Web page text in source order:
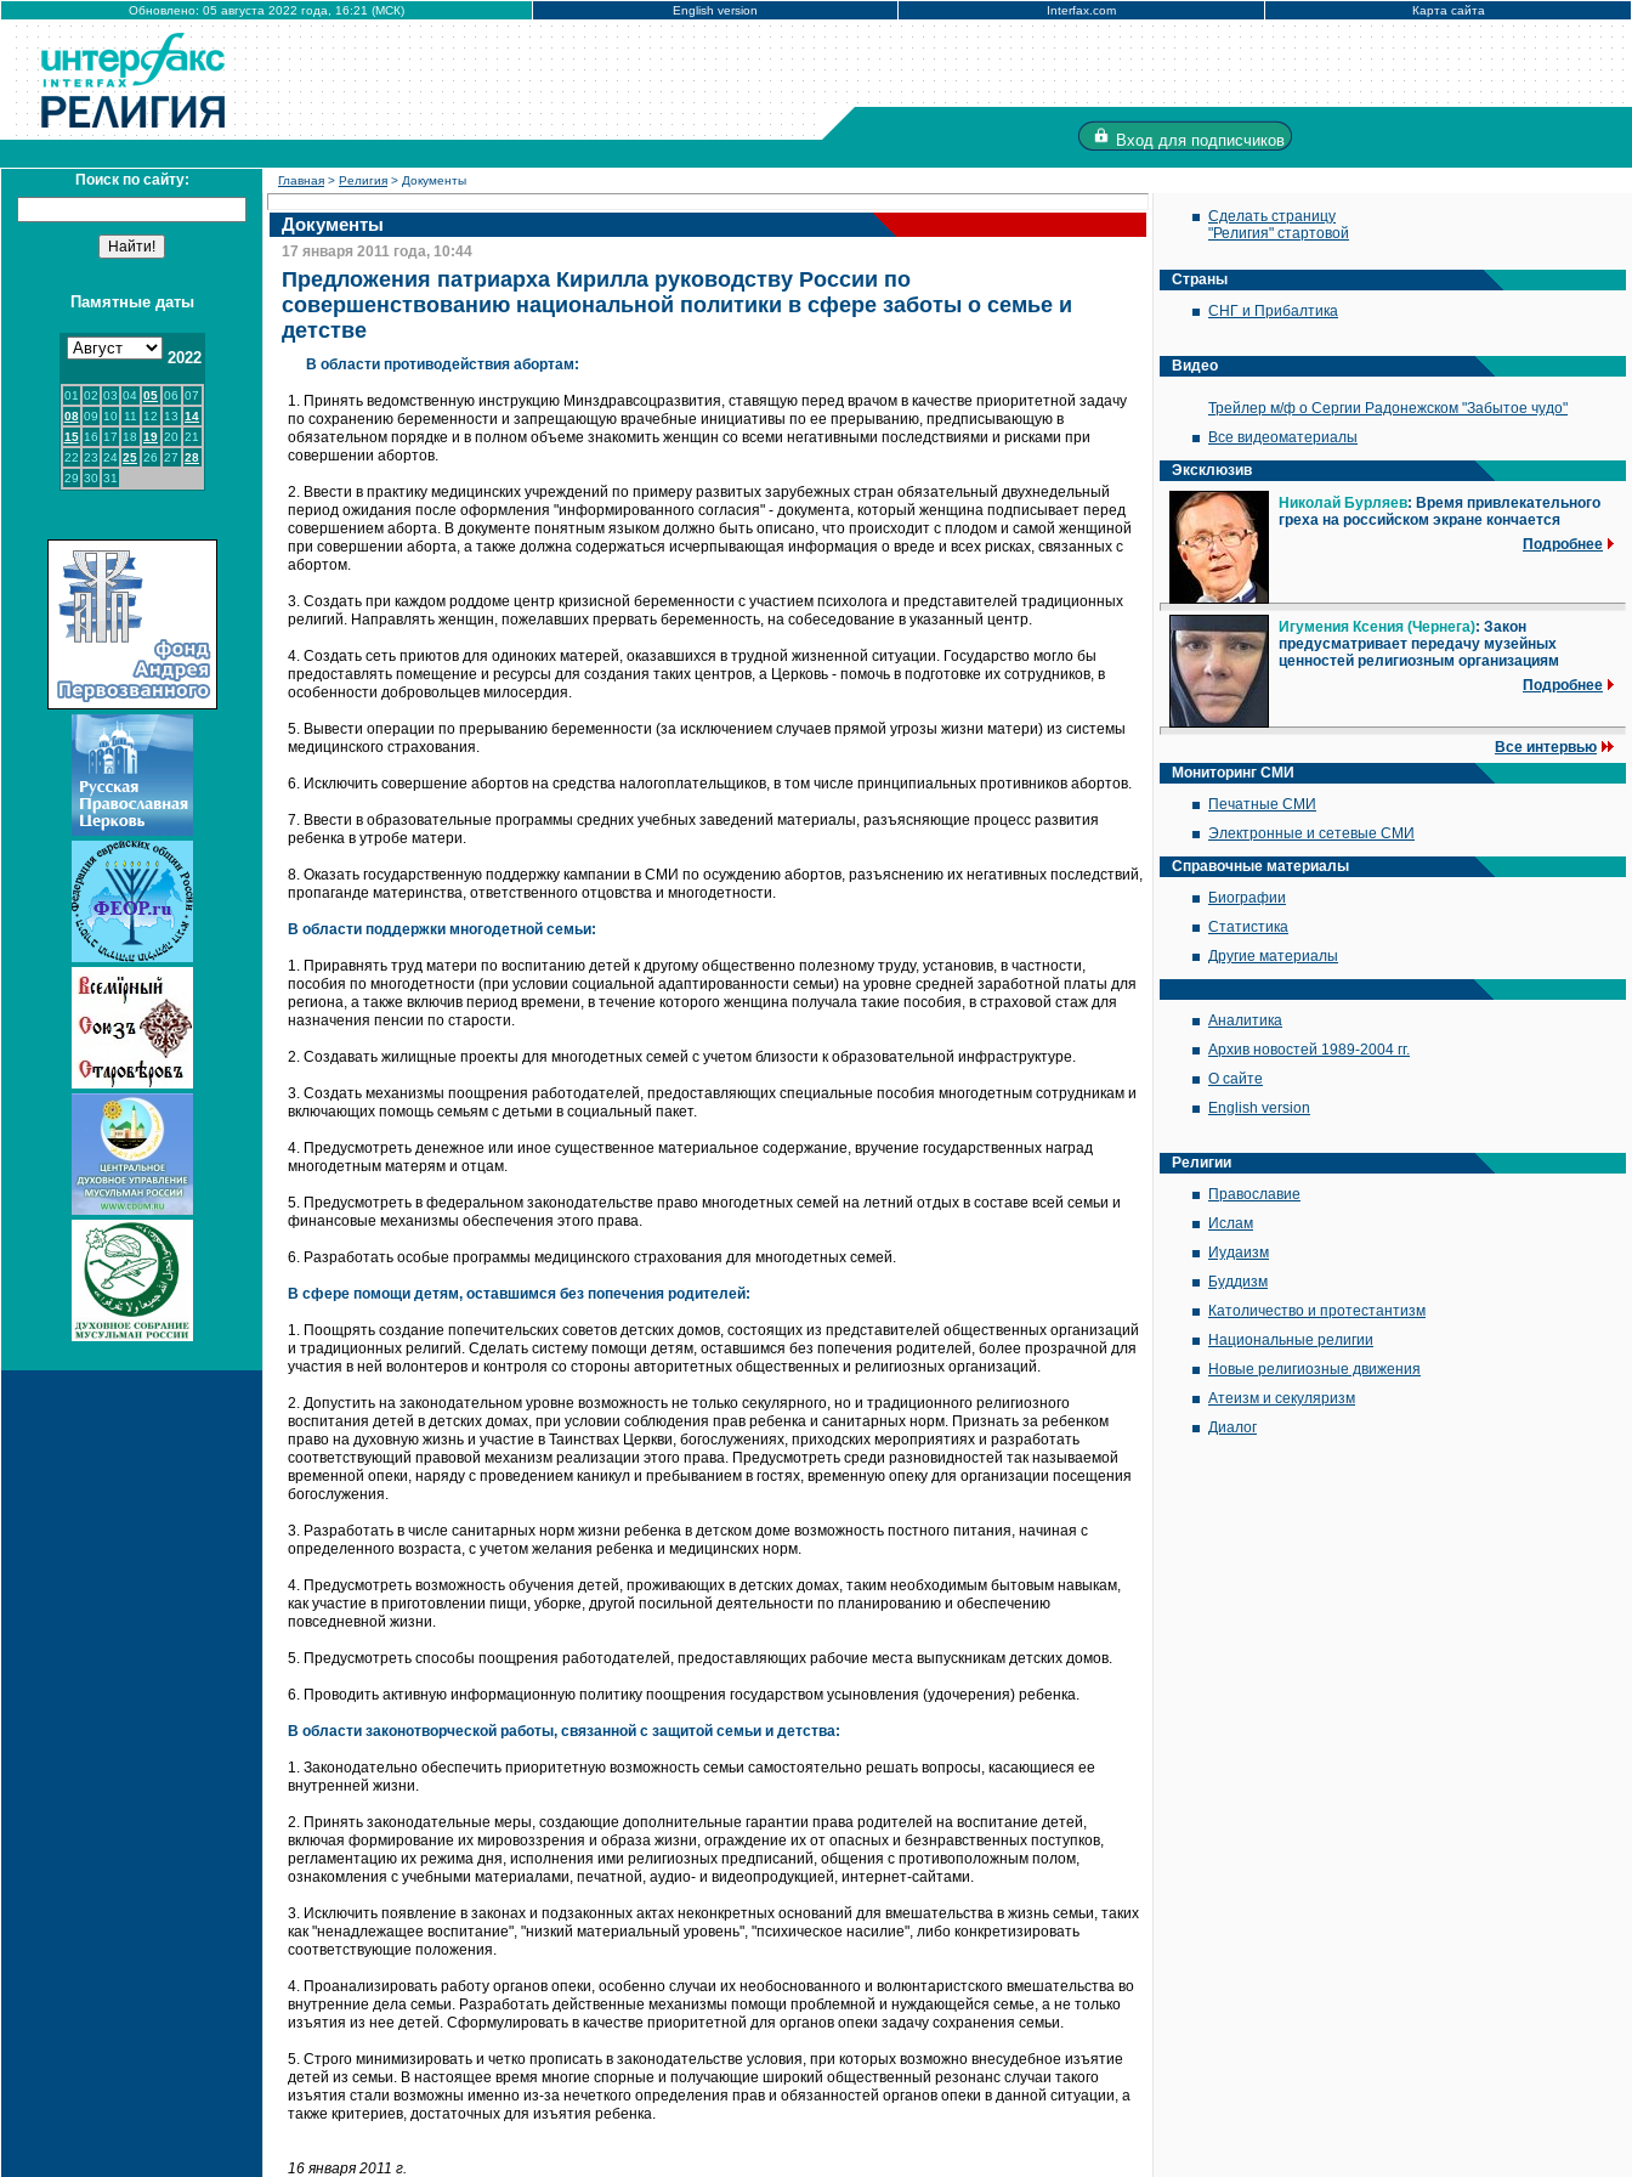
Обновлено: 05 августа 2022 года, 16:21 (МСК) English version Interfax.com Карта сайта
Вход для подписчиков
Поиск по сайту:
Памятные даты
2022
01 02 03 04 05 06 07
08 09 10 11 12 13 14
15 16 17 18 19 20 21
22 23 24 25 26 27 28
29 30 31
Главная > Религия > Документы
Документы
17 января 2011 года, 10:44
Предложения патриарха Кирилла руководству России по
совершенствованию национальной политики в сфере заботы о семье и
детстве
В области противодействия абортам:
1. Принять ведомственную инструкцию Минздравсоцразвития, ставящую перед врачом в качестве приоритетной задачу
по сохранению беременности и запрещающую врачебные инициативы по ее прерыванию, предписывающую в
обязательном порядке и в полном объеме знакомить женщин со всеми негативными последствиями и рисками при
совершении абортов.
2. Ввести в практику медицинских учреждений по примеру развитых зарубежных стран обязательный двухнедельный
период ожидания после оформления "информированного согласия" - документа, который женщина подписывает перед
совершением аборта. В документе понятным языком должно быть описано, что происходит с плодом и самой женщиной
при совершении аборта, а также должна содержаться исчерпывающая информация о вреде и всех рисках, связанных с
абортом.
3. Создать при каждом роддоме центр кризисной беременности с участием психолога и представителей традиционных
религий. Направлять женщин, пожелавших прервать беременность, на собеседование в указанный центр.
4. Создать сеть приютов для одиноких матерей, оказавшихся в трудной жизненной ситуации. Государство могло бы
предоставлять помещение и ресурсы для создания таких центров, а Церковь - помочь в подготовке их сотрудников, в
особенности добровольцев милосердия.
5. Вывести операции по прерыванию беременности (за исключением случаев прямой угрозы жизни матери) из системы
медицинского страхования.
6. Исключить совершение абортов на средства налогоплательщиков, в том числе принципиальных противников абортов.
7. Ввести в образовательные программы средних учебных заведений материалы, разъясняющие процесс развития
ребенка в утробе матери.
8. Оказать государственную поддержку кампании в СМИ по осуждению абортов, разъяснению их негативных последствий,
пропаганде материнства, ответственного отцовства и многодетности.
В области поддержки многодетной семьи:
1. Приравнять труд матери по воспитанию детей к другому общественно полезному труду, установив, в частности,
пособия по многодетности (при условии социальной адаптированности семьи) на уровне средней заработной платы для
региона, а также включив период времени, в течение которого женщина получала такие пособия, в страховой стаж для
назначения пенсии по старости.
2. Создавать жилищные проекты для многодетных семей с учетом близости к образовательной инфраструктуре.
3. Создать механизмы поощрения работодателей, предоставляющих специальные пособия многодетным сотрудникам и
включающих помощь семьям с детьми в социальный пакет.
4. Предусмотреть денежное или иное существенное материальное содержание, вручение государственных наград
многодетным матерям и отцам.
5. Предусмотреть в федеральном законодательстве право многодетных семей на летний отдых в составе всей семьи и
финансовые механизмы обеспечения этого права.
6. Разработать особые программы медицинского страхования для многодетных семей.
В сфере помощи детям, оставшимся без попечения родителей:
1. Поощрять создание попечительских советов детских домов, состоящих из представителей общественных организаций
и традиционных религий. Сделать систему помощи детям, оставшимся без попечения родителей, более прозрачной для
участия в ней волонтеров и контроля со стороны авторитетных общественных и религиозных организаций.
2. Допустить на законодательном уровне возможность не только секулярного, но и традиционного религиозного
воспитания детей в детских домах, при условии соблюдения прав ребенка и санитарных норм. Признать за ребенком
право на духовную жизнь и участие в Таинствах Церкви, богослужениях, приходских мероприятиях и разработать
соответствующий правовой механизм реализации этого права. Предусмотреть среди разновидностей так называемой
временной опеки, наряду с проведением каникул и пребыванием в гостях, временную опеку для организации посещения
богослужения.
3. Разработать в числе санитарных норм жизни ребенка в детском доме возможность постного питания, начиная с
определенного возраста, с учетом желания ребенка и медицинских норм.
4. Предусмотреть возможность обучения детей, проживающих в детских домах, таким необходимым бытовым навыкам,
как участие в приготовлении пищи, уборке, другой посильной деятельности по планированию и обеспечению
повседневной жизни.
5. Предусмотреть способы поощрения работодателей, предоставляющих рабочие места выпускникам детских домов.
6. Проводить активную информационную политику поощрения государством усыновления (удочерения) ребенка.
В области законотворческой работы, связанной с защитой семьи и детства:
1. Законодательно обеспечить приоритетную возможность семьи самостоятельно решать вопросы, касающиеся ее
внутренней жизни.
2. Принять законодательные меры, создающие дополнительные гарантии права родителей на воспитание детей,
включая формирование их мировоззрения и образа жизни, ограждение их от опасных и безнравственных поступков,
регламентацию их режима дня, исполнения ими религиозных предписаний, общения с противоположным полом,
ознакомления с учебными материалами, печатной, аудио- и видеопродукцией, интернет-сайтами.
3. Исключить появление в законах и подзаконных актах неконкретных оснований для вмешательства в жизнь семьи, таких
как "ненадлежащее воспитание", "низкий материальный уровень", "психическое насилие", либо конкретизировать
соответствующие положения.
4. Проанализировать работу органов опеки, особенно случаи их необоснованного и волюнтаристского вмешательства во
внутренние дела семьи. Разработать действенные механизмы помощи проблемной и нуждающейся семье, а не только
изъятия из нее детей. Сформулировать в качестве приоритетной для органов опеки задачу сохранения семьи.
5. Строго минимизировать и четко прописать в законодательстве условия, при которых возможно внесудебное изъятие
детей из семьи. В настоящее время многие спорные и получающие широкий общественный резонанс случаи такого
изъятия стали возможны именно из-за нечеткого определения прав и обязанностей органов опеки в данной ситуации, а
также критериев, достаточных для изъятия ребенка.
16 января 2011 г.
Сделать страницу
"Религия" стартовой
Страны
СНГ и Прибалтика
Видео
Трейлер м/ф о Сергии Радонежском "Забытое чудо"
Все видеоматериалы
Эксклюзив
Николай Бурляев: Время привлекательного
греха на российском экране кончается
Подробнее
Игумения Ксения (Чернега): Закон
предусматривает передачу музейных
ценностей религиозным организациям
Подробнее
Все интервью
Мониторинг СМИ
Печатные СМИ
Электронные и сетевые СМИ
Справочные материалы
Биографии
Статистика
Другие материалы
Аналитика
Архив новостей 1989-2004 гг.
О сайте
English version
Религии
Православие
Ислам
Иудаизм
Буддизм
Католичество и протестантизм
Национальные религии
Новые религиозные движения
Атеизм и секуляризм
Диалог